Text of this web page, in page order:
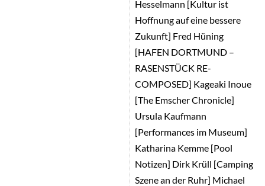
Hesselmann [Kultur ist
Hoffnung auf eine bessere
Zukunft] Fred Hüning
[HAFEN DORTMUND –
RASENSTÜCK RE-
COMPOSED] Kageaki Inoue
[The Emscher Chronicle]
Ursula Kaufmann
[Performances im Museum]
Katharina Kemme [Pool
Notizen] Dirk Krüll [Camping
Szene an der Ruhr] Michael